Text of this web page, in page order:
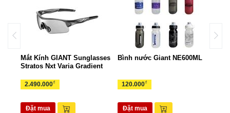
Mắt Kính GIANT Sunglasses
Stratos Nxt Varia Gradient
2.490.000₫
Đặt mua
Bình nước Giant NE600ML
120.000₫
Đặt mua